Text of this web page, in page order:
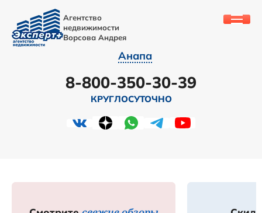
Агентство
недвижимости
Ворсова Андрея
Анапа
8-800-350-30-39
КРУГЛОСУТОЧНО